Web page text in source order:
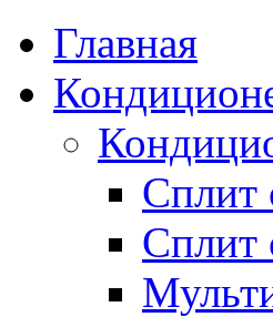
Главная
Сплит
Сплит